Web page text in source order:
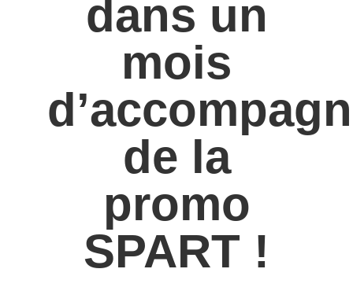
dans un
mois
de la
promo
SPART !